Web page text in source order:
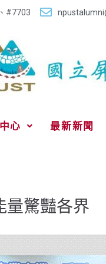
#7703
心 最新新聞
量驚豔各界